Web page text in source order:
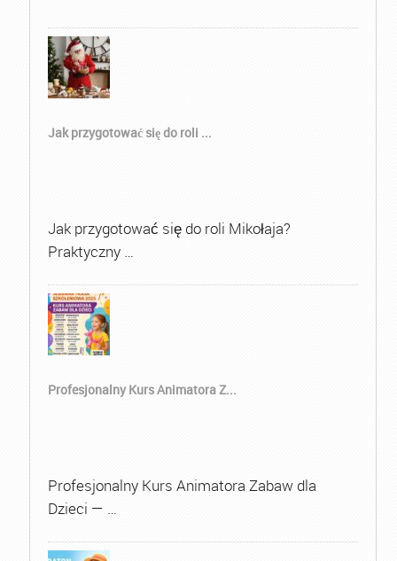
Jak przygotować się do roli ...
Jak przygotować się do roli Mikołaja?
Praktyczny …
Profesjonalny Kurs Animatora Z...
Profesjonalny Kurs Animatora Zabaw dla
Dzieci — …